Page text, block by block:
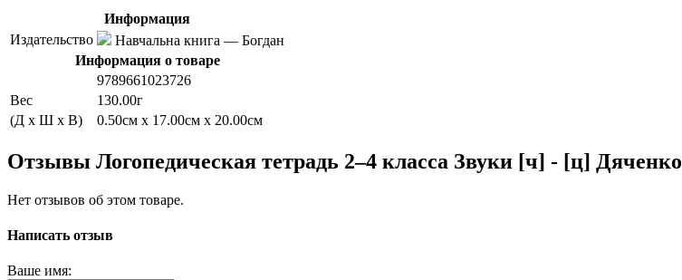
Информация
Издательство
Навчальна книга — Богдан
Информация о товаре
9789661023726
Вес
130.00г
(Д x Ш x В)
0.50см x 17.00см x 20.00см
Отзывы Логопедическая тетрадь 2–4 класса Звуки [ч] - [ц] Дяченко
Нет отзывов об этом товаре.
Написать отзыв
Ваше имя: